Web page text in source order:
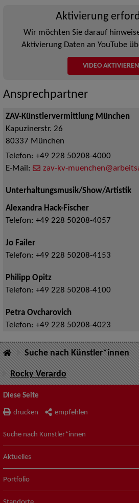
Aktivierung
Wir möchten Sie darauf
Aktivierung Daten an YouTube
VIDEO AKTIVIEREN
Ansprechpartner
ZAV-Künstlervermittlung München
Kapuzinerstr. 26
80337 München
Telefon: +49 228 50208-4000
E-Mail:
zav-kv-
Unterhaltungsmusik/Show/Artistik
Alexandra Hack-Fischer
Telefon: +49 228 50208-4057
Jo Failer
Telefon: +49 228 50208-4153
Philipp Opitz
Telefon: +49 228 50208-4100
Petra Ovcharovich
Telefon: +49 228 50208-4023
Suche nach Künstler*innen
Rocky Verardo
Diese Seite
drucken empfehlen
Suche nach Künstler*innen
Aktuelles
Portfolio